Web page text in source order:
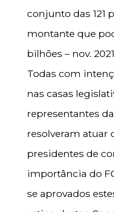
conjunto das 121
montante que
bilhões – nov.
Todas com
nas casas
representantes
resolveram atuar
presidentes de
importância do
se aprovados